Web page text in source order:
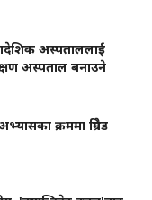
अस्पताललाई
अस्पताल बनाउने
क्रममा ग्रिनेड